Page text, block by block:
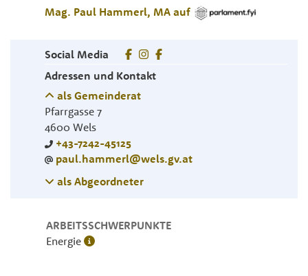
Mag. Paul Hammerl, MAauf
Social Media
Adressen und Kontakt
als Gemeinderat
Pfarrgasse 7
4600 Wels
+43-7242-45125
paul.hammerl@wels.gv.at
als Abgeordneter
ARBEITSSCHWERPUNKTE
Energie